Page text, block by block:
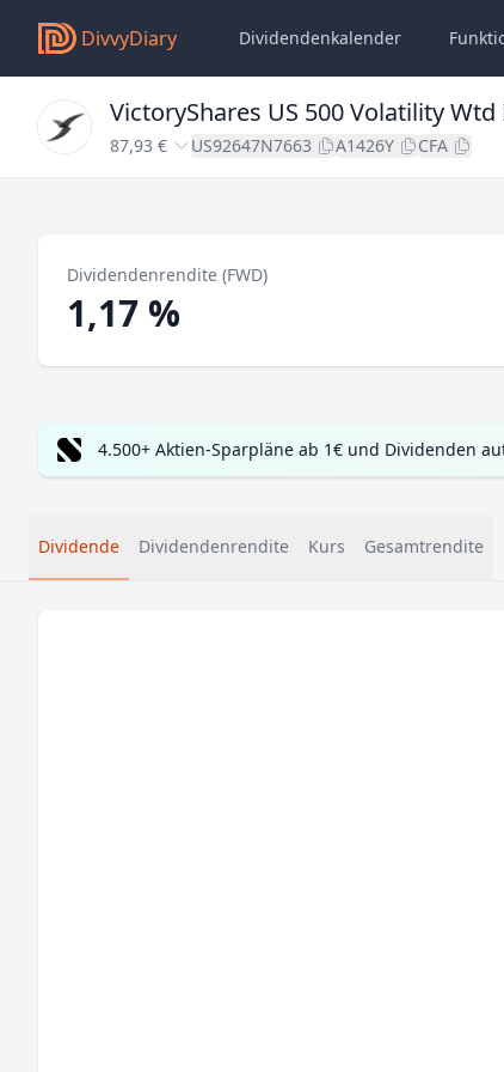
DivvyDiary Dividendenkalender
VictoryShares US 500 Volatility Wtd
87,93 € US92647N7663 A1426Y CFA
Dividendenrendite (FWD)
1,17 %
4.500+ Aktien-Sparpläne ab 1€ und Dividenden
Dividende Dividendenrendite Kurs Gesamtrendite